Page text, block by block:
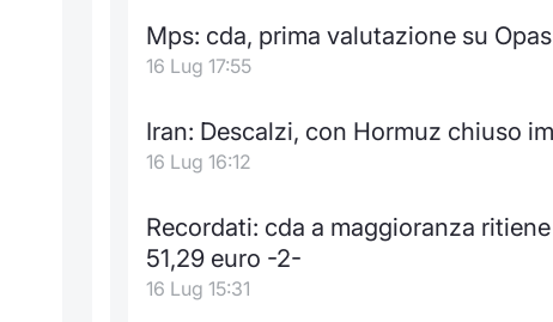
Mps: cda, prima valutazione su
16 Lug 17:55
Iran: Descalzi, con Hormuz chiuso
16 Lug 16:12
Recordati: cda a maggioranza
51,29 euro -2-
16 Lug 15:31